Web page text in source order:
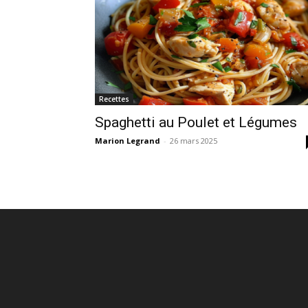
Recettes
Spaghetti au Poulet et Légumes
Marion Legrand - 26 mars 2025